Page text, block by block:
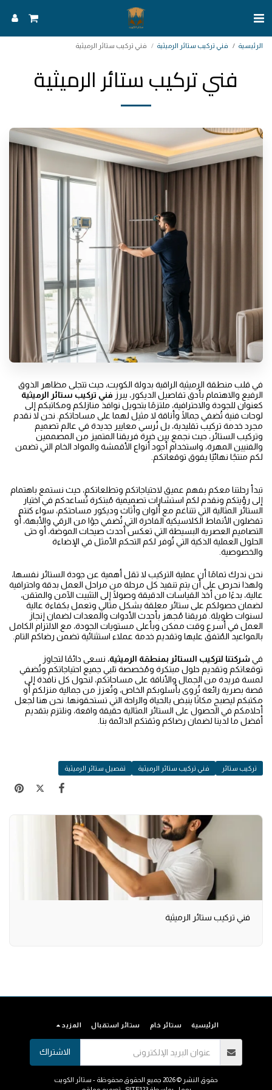
الرئيسية فني تركيب ستائر الرميثية فني تركيب ستائر الرميثية
فني تركيب ستائر الرميثية
في قلب منطقة الرميثية الراقية بدولة الكويت، حيث تتجلى مظاهر الذوق
الرفيع والاهتمام بأدق تفاصيل الديكور، يبرز فني تركيب ستائر الرميثية
كعنوان للجودة والاحترافية، ملتزمًا بتحويل نوافذ منازلكم ومكاتبكم إلى
لوحات فنية تُضفي جمالًا وأناقة لا مثيل لهما على مساحاتكم. نحن لا نقدم
مجرد خدمة تركيب تقليدية، بل نُرسي معايير جديدة في عالم تصميم
وتركيب الستائر، حيث نجمع بين خبرة فريقنا المتميز من المصممين
والفنيين المهرة، واستخدام أجود أنواع الأقمشة والمواد الخام التي تضمن
لكم منتجًا نهائيًا يفوق توقعاتكم.
تبدأ رحلتنا معكم بفهم عميق لاحتياجاتكم وتطلعاتكم، حيث نستمع باهتمام
إلى رؤيتكم ونقدم لكم استشارات تصميمية مُبتكرة تُساعدكم في اختيار
الستائر المثالية التي تتناغم مع ألوان وأثاث وديكور مساحتكم، سواء كنتم
تفضلون الأنماط الكلاسيكية الفاخرة التي تُضفي جوًا من الرقي والأبهة، أو
التصاميم العصرية البسيطة التي تعكس أحدث صيحات الموضة، أو حتى
الحلول العملية الذكية التي تُوفر لكم التحكم الأمثل في الإضاءة
والخصوصية.
نحن ندرك تمامًا أن عملية التركيب لا تقل أهمية عن جودة الستائر نفسها،
ولهذا نحرص على أن يتم تنفيذ كل مرحلة من مراحل العمل بدقة واحترافية
عالية، بدءًا من أخذ القياسات الدقيقة وصولًا إلى التثبيت الآمن والمتقن،
لضمان حصولكم على ستائر معلقة بشكل مثالي وتعمل بكفاءة عالية
لسنوات طويلة. فريقنا مُجهز بأحدث الأدوات والمعدات لضمان إنجاز
العمل في أسرع وقت ممكن وبأعلى مستويات الجودة، مع الالتزام الكامل
بالمواعيد المُتفق عليها وتقديم خدمة عملاء استثنائية تضمن رضاكم التام.
في شركتنا لتركيب الستائر بمنطقة الرميثية، نسعى دائمًا لتجاوز
توقعاتكم وتقديم حلول مبتكرة ومُخصصة تلبي جميع احتياجاتكم وتُضفي
لمسة فريدة من الجمال والأناقة على مساحاتكم، لنحول كل نافذة إلى
قصة بصرية رائعة تُروى بأسلوبكم الخاص، وتُعزز من جمالية منزلكم أو
مكتبكم ليصبح مكانًا ينبض بالحياة والراحة التي تستحقونها. نحن هنا لجعل
أحلامكم في الحصول على الستائر المثالية حقيقة واقعة، ونلتزم بتقديم
أفضل ما لدينا لضمان رضاكم وثقتكم الدائمة بنا.
تركيب ستائر فني تركيب ستائر الرميثية تفصيل ستائر الرميثية
فني تركيب ستائر الرميثية
الرئيسية ستائر خام ستائر استقبال المزيد
الاشتراك
حقوق النشر © 2026 جميع الحقوق محفوظة -
ستائر الكويت